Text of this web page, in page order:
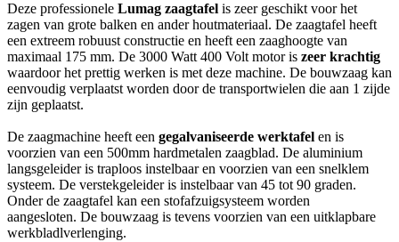
Deze professionele Lumag zaagtafel is zeer geschikt voor het
zagen van grote balken en ander houtmateriaal. De zaagtafel heeft
een extreem robuust constructie en heeft een zaaghoogte van
maximaal 175 mm. De 3000 Watt 400 Volt motor is zeer krachtig
waardoor het prettig werken is met deze machine. De bouwzaag kan
eenvoudig verplaatst worden door de transportwielen die aan 1 zijde
zijn geplaatst.
De zaagmachine heeft een gegalvaniseerde werktafel en is
voorzien van een 500mm hardmetalen zaagblad. De aluminium
langsgeleider is traploos instelbaar en voorzien van een snelklem
systeem. De verstekgeleider is instelbaar van 45 tot 90 graden.
Onder de zaagtafel kan een stofafzuigsysteem worden
aangesloten. De bouwzaag is tevens voorzien van een uitklapbare
werkbladlverlenging.